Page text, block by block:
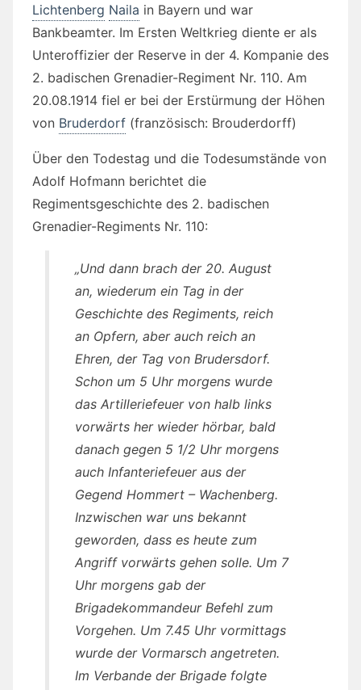
Lichtenberg Naila in Bayern und war
Bankbeamter. Im Ersten Weltkrieg diente er als
Unteroffizier der Reserve in der 4. Kompanie des
2. badischen Grenadier-Regiment Nr. 110. Am
20.08.1914 fiel er bei der Erstürmung der Höhen
von Bruderdorf (französisch: Brouderdorff)
Über den Todestag und die Todesumstände von
Adolf Hofmann berichtet die
Regimentsgeschichte des 2. badischen
Grenadier-Regiments Nr. 110:
„Und dann brach der 20. August
an, wiederum ein Tag in der
Geschichte des Regiments, reich
an Opfern, aber auch reich an
Ehren, der Tag von Brudersdorf.
Schon um 5 Uhr morgens wurde
das Artilleriefeuer von halb links
vorwärts her wieder hörbar, bald
danach gegen 5 1/2 Uhr morgens
auch Infanteriefeuer aus der
Gegend Hommert – Wachenberg.
Inzwischen war uns bekannt
geworden, dass es heute zum
Angriff vorwärts gehen solle. Um 7
Uhr morgens gab der
Brigadekommandeur Befehl zum
Vorgehen. Um 7.45 Uhr vormittags
wurde der Vormarsch angetreten.
Im Verbande der Brigade folgte